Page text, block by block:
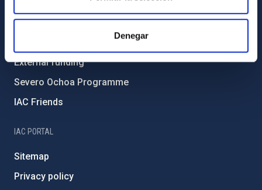
Denegar
Environment and Sustainability
Forever IAC
External funding
Severo Ochoa Programme
IAC Friends
IAC PORTAL
Sitemap
Privacy policy